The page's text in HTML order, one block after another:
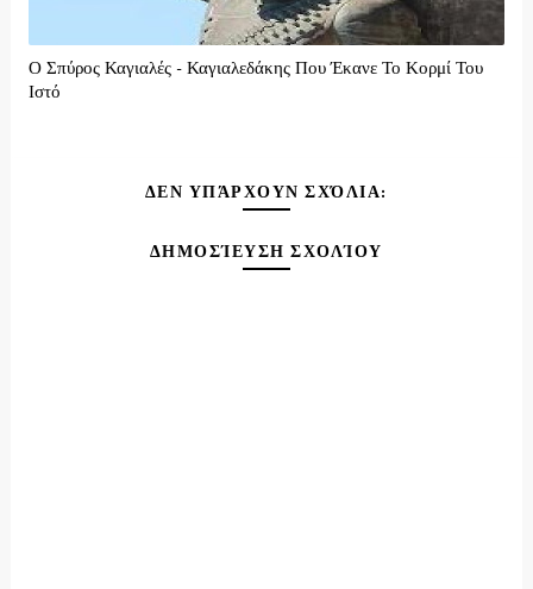
Ο Σπύρος Καγιαλές - Καγιαλεδάκης Που Έκανε Το Κορμί Του
Ιστό
ΔΕΝ ΥΠΆΡΧΟΥΝ ΣΧΌΛΙΑ:
ΔΗΜΟΣΊΕΥΣΗ ΣΧΟΛΊΟΥ